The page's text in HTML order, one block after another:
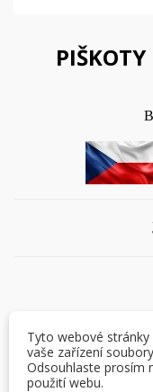
PIŠKOTY
Můj
add_circle_outline Vytvořit nový
Vytvořit
Musíte být
Tyto webové
vaše zařízení
Odsouhlaste prosím
použití webu.